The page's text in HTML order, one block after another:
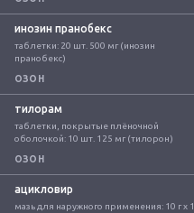
инозин пранобекс
таблетки: 20 шт. 500 мг (инозин
пранобекс)
ОЗОН
тилорам
таблетки, покрытые плёночной
оболочкой: 10 шт. 125 мг (тилорон)
ОЗОН
ацикловир
мазь для наружного применения: 10 г x 1